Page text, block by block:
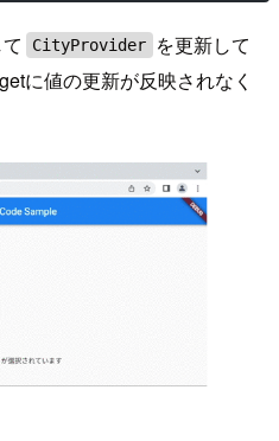
CityProvider
を更新して
に値の更新が反映されなく